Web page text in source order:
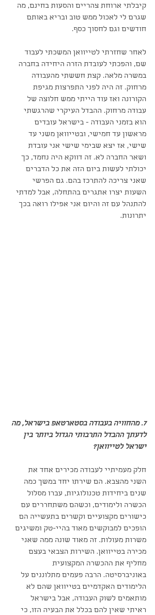
קיבלתי ארוחת צהריים והסעות בחינם, מה
שגרם לי לאכול ממש טוב ובריא באותם
חודשים וגם לחסוך כסף.
לאחר שחזרתי לטייוואן המשכתי לעבוד
שם, והפכתי לעובדת הזרה היחידה בחברה
במשרה מלאה. קצת חששתי מהעבודה
מרחוק. זה היה לפני התפרצות מגיפת
הקורונה ואז עוד הייתי ממש חלוצה של
עבודה מרחוק. ההבדל העיקרי שהרגשתי
הוא בזמני העבודה - בישראל עובדים
מראשון עד חמישי, ובטייוואן משני עד
שישי, אז יצא שבימי שישי אני עובדת
ושאר החברה לא. זה דווקא היה נחמד, כך
יכולתי לעשות ביום הזה את כל הדברים
שאני צריכה להתרכז בהם. גם הפרשי
השעות יצרו אתגרים בהתחלה, אבל למדתי
להתנהל עם זה והיום אני אפילו רואה בכך
יתרונות.
7. מהחוויה בעבודה בסטארטאפ בישראל, מה
לדעתך ההבדל התרבותי הגדול ביותר בין
ישראל לטייוואן?
חלק מעמיתיי לעבודה מכירים אחד את
השני מהצבא. הם שירתו יחד במשך כמה
שנים ביחידות טכנולוגיות, עברו מסלול
הכשרה ולימודים, וכשהם משתחררים עם
כישורים מקצועיים וקשרים בתעשייה הם
הופכים למבוקשים מאוד בהיי-טק ומשיגים
משרות מעולות. זה מאוד שונה ממה שאני
מכירה בטייוואן. השירות הצבאי בעצם
מחליף את ההכשרה המקצועית
באוניברסיטה. הרבה פעמים מתלוננים על
הלימודים האקדמיים בטייוואן שהם לא
מותאמים לשוק העבודה, אבל בישראל
ראיתי שאין להם בכלל את הבעיה הזו, כי